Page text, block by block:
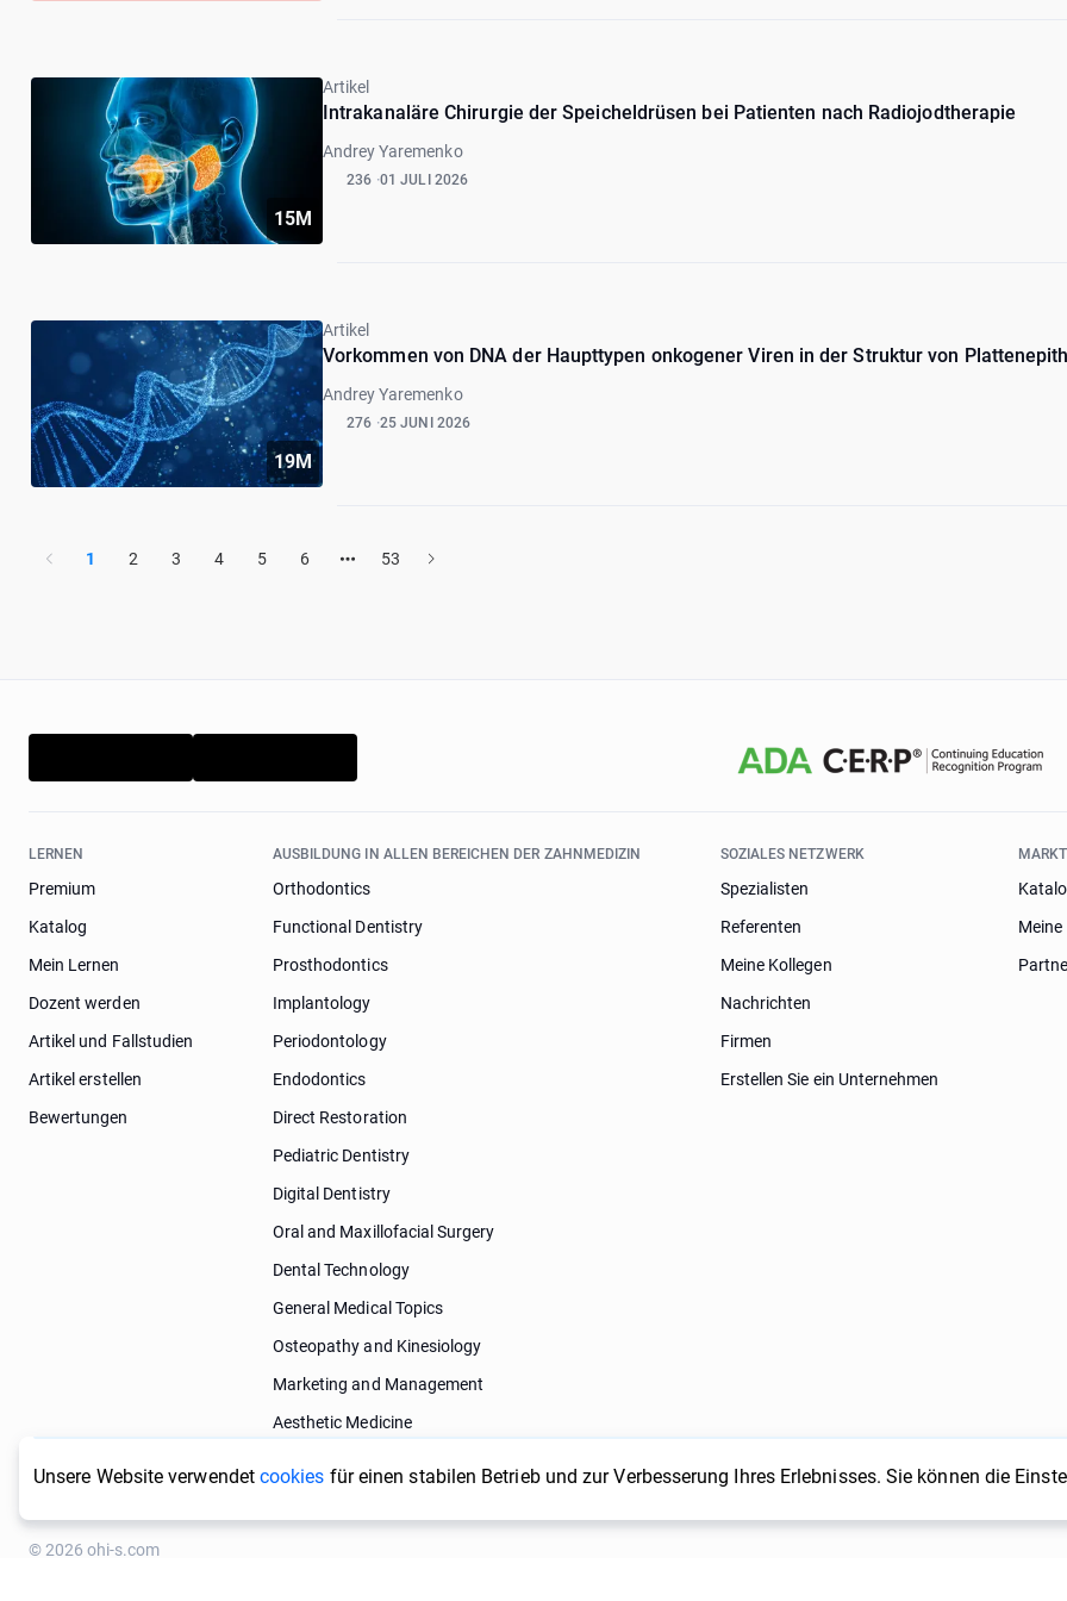
Unsere Website verwendetcookies für einen stabilen Betrieb und zur Verbesserung Ihres Erlebnisses. Sie können die
15M
Artikel
Intrakanaläre Chirurgie der Speicheldrüsen bei Patienten nach Radiojodtherapie
Andrey Yaremenko
236 01 JULI 2026
19M
Artikel
Vorkommen von DNA der Haupttypen onkogener Viren in der Struktur von
Andrey Yaremenko
276 25 JUNI 2026
1 2 3 4 5 6 53
LERNEN
Premium
Katalog
Mein Lernen
Dozent werden
Artikel und Fallstudien
Artikel erstellen
Bewertungen
AUSBILDUNG IN ALLEN BEREICHEN DER ZAHNMEDIZIN
Orthodontics
Functional Dentistry
Prosthodontics
Implantology
Periodontology
Endodontics
Direct Restoration
Pediatric Dentistry
Digital Dentistry
Oral and Maxillofacial Surgery
Dental Technology
General Medical Topics
Osteopathy and Kinesiology
Marketing and Management
Aesthetic Medicine
SOZIALES NETZWERK
Spezialisten
Referenten
Meine Kollegen
Nachrichten
Firmen
Erstellen Sie ein Unternehmen
MARKT
© 2026 ohi-s.com